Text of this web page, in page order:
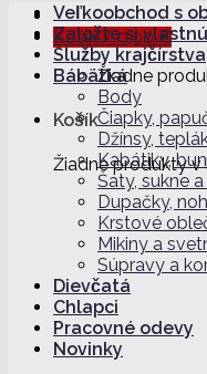
Košík /0,00€
Žiadne
Košík
Žiadne produkty v
Veľkoobchod s
Založte si
Služby krajčírstva
Bábätká
Body
Čiapky,
Džínsy,
Kabátiky,
Šaty, sukne
Dupačky,
Krstové
Mikiny a
Súpravy a
Dievčatá
Chlapci
Pracovné odevy
Novinky